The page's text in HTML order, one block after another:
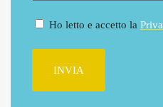
Consenso
Ho letto e accetto la